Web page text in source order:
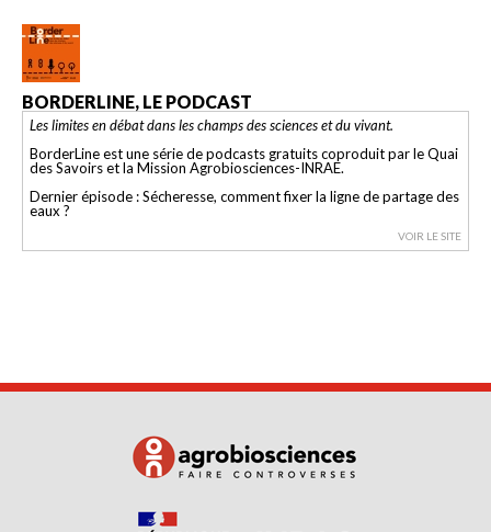
BORDERLINE, LE PODCAST
Les limites en débat dans les champs des sciences et du vivant.
BorderLine est une série de podcasts gratuits coproduit par le Quai
des Savoirs et la Mission Agrobiosciences-INRAE.
Dernier épisode : Sécheresse, comment fixer la ligne de partage des
eaux ?
VOIR LE SITE